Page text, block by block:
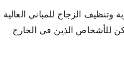
الزجاج للمباني العالية
للأشخاص الذين في الخارج